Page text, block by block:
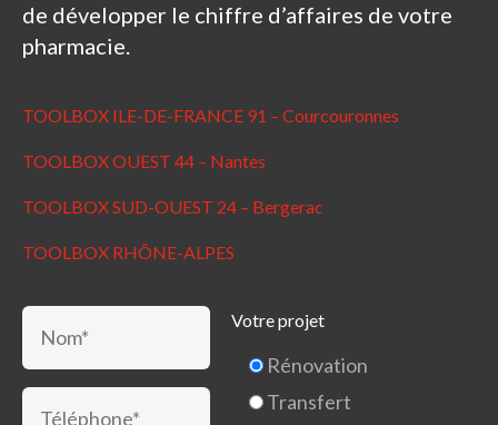
de développer le chiffre d’affaires de votre
pharmacie.
TOOLBOX ILE-DE-FRANCE 91 – Courcouronnes
TOOLBOX OUEST 44 – Nantes
TOOLBOX SUD-OUEST 24 – Bergerac
TOOLBOX RHÔNE-ALPES
Votre projet
Rénovation
Transfert